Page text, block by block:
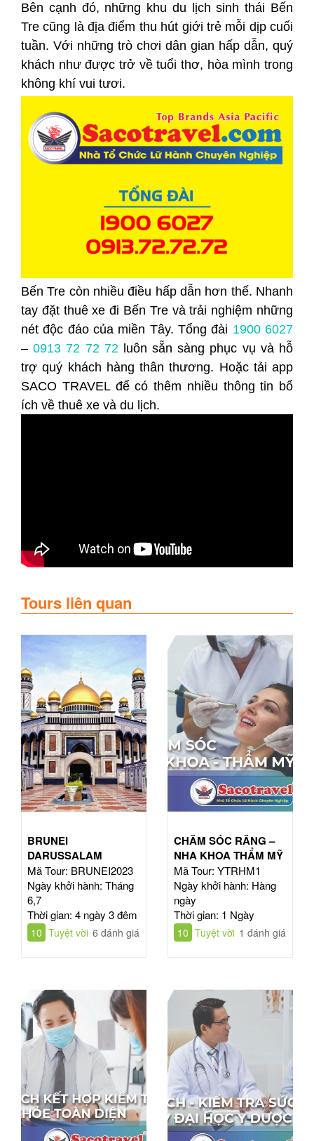
Bên cạnh đó, những khu du lịch sinh thái Bến
Tre cũng là địa điểm thu hút giới trẻ mỗi dịp cuối
tuần. Với những trò chơi dân gian hấp dẫn, quý
khách như được trở về tuổi thơ, hòa mình trong
không khí vui tươi.
Bến Tre còn nhiều điều hấp dẫn hơn thế. Nhanh
tay đặt thuê xe đi Bến Tre và trải nghiệm những
nét độc đáo của miền Tây. Tổng đài 1900 6027
–0913 72 72 72 luôn sẵn sàng phục vụ và hỗ
trợ quý khách hàng thân thương. Hoặc tải app
SACO TRAVEL để có thêm nhiều thông tin bổ
ích về thuê xe và du lịch.
Tours liên quan
BRUNEI
DARUSSALAM
Mã Tour: BRUNEI2023
Ngày khởi hành: Tháng
6,7
Thời gian: 4 ngày 3 đêm
10 Tuyệt vời 6 đánh giá
CHĂM SÓC RĂNG –
NHA KHOA THẨM MỸ
Mã Tour: YTRHM1
Ngày khởi hành: Hàng
ngày
Thời gian: 1 Ngày
10 Tuyệt vời 1 đánh giá